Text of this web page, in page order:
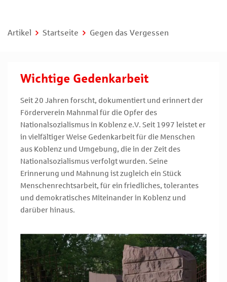
Artikel Startseite Gegen das Vergessen
Wichtige Gedenkarbeit
Seit 20 Jahren forscht, dokumentiert und erinnert der
Förderverein Mahnmal für die Opfer des
Nationalsozialismus in Koblenz e.V. Seit 1997 leistet er
in vielfältiger Weise Gedenkarbeit für die Menschen
aus Koblenz und Umgebung, die in der Zeit des
Nationalsozialismus verfolgt wurden. Seine
Erinnerung und Mahnung ist zugleich ein Stück
Menschenrechtsarbeit, für ein friedliches, tolerantes
und demokratisches Miteinander in Koblenz und
darüber hinaus.